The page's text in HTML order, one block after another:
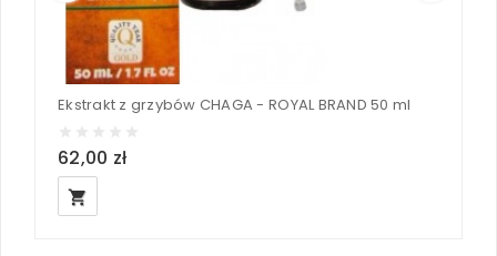
Ekstrakt z grzybów CHAGA - ROYAL BRAND 50 ml
62,00 zł
local_grocery_store